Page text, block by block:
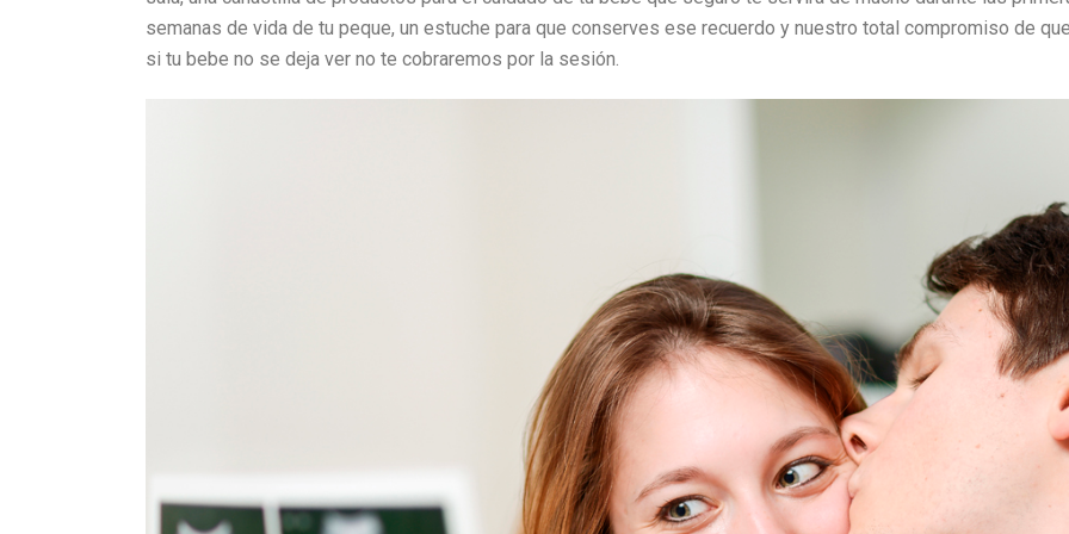
semanas de vida de tu peque, un estuche para que conserves ese recuerdo y nuestro total compromiso de
si tu bebe no se deja ver no te cobraremos por la sesión.